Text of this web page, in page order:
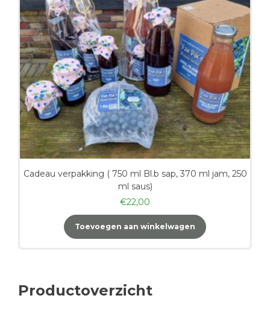
Cadeau verpakking ( 750 ml Bl.b sap, 370 ml jam, 250
ml saus)
€22,00
Toevoegen aan winkelwagen
Productoverzicht